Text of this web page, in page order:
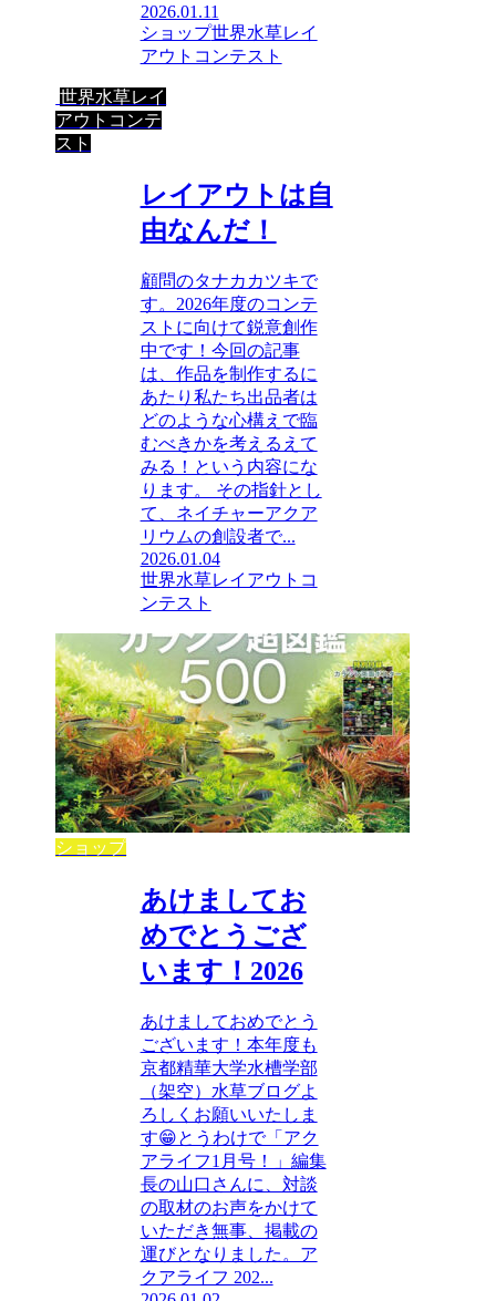
2026.01.11
ショップ世界水草レイ
アウトコンテスト
世界水草レイ
アウトコンテ
スト
レイアウトは自
由なんだ！
顧問のタナカカツキで
す。2026年度のコンテ
ストに向けて鋭意創作
中です！今回の記事
は、作品を制作するに
あたり私たち出品者は
どのような心構えで臨
むべきかを考えるえて
みる！という内容にな
ります。 その指針とし
て、ネイチャーアクア
リウムの創設者で...
2026.01.04
世界水草レイアウトコ
ンテスト
ショップ
あけましてお
めでとうござ
います！2026
あけましておめでとう
ございます！本年度も
京都精華大学水槽学部
（架空）水草ブログよ
ろしくお願いいたしま
す😁とうわけで「アク
アライフ1月号！」編集
長の山口さんに、対談
の取材のお声をかけて
いただき無事、掲載の
運びとなりました。ア
クアライフ 202...